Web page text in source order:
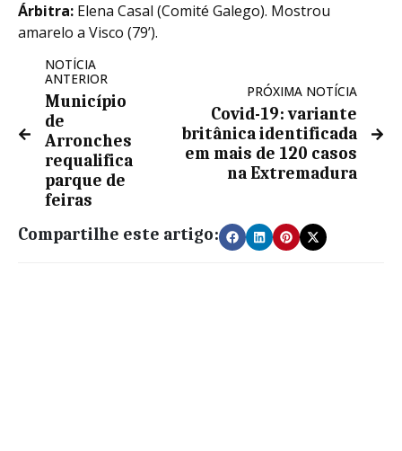
Árbitra: Elena Casal (Comité Galego). Mostrou
amarelo a Visco (79’).
NOTÍCIA
ANTERIOR
Município
de
Arronches
requalifica
parque de
feiras
PRÓXIMA NOTÍCIA
Covid-19: variante
britânica identificada
em mais de 120 casos
na Extremadura
Compartilhe este artigo: